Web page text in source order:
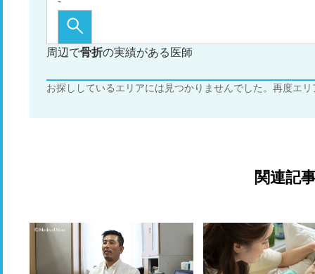
周辺で骨折の実績がある医師
お探ししているエリアには見つかりませんでした。再度エ
関連記